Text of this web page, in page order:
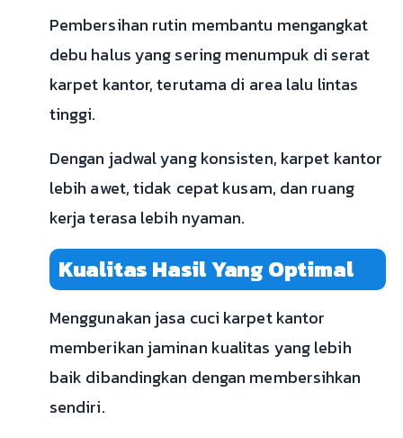
Pembersihan rutin membantu mengangkat
debu halus yang sering menumpuk di serat
karpet kantor, terutama di area lalu lintas
tinggi.
Dengan jadwal yang konsisten, karpet kantor
lebih awet, tidak cepat kusam, dan ruang
kerja terasa lebih nyaman.
Kualitas Hasil Yang Optimal
Menggunakan jasa cuci karpet kantor
memberikan jaminan kualitas yang lebih
baik dibandingkan dengan membersihkan
sendiri.